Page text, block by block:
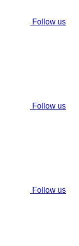
Follow us
Follow us
Follow us